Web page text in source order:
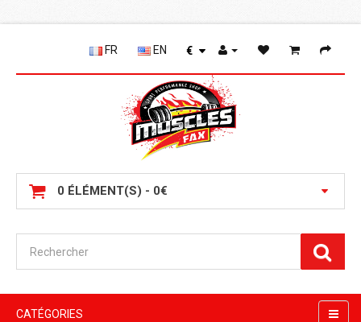
FR EN €
0 ÉLÉMENT(S) - 0€
CATÉGORIES